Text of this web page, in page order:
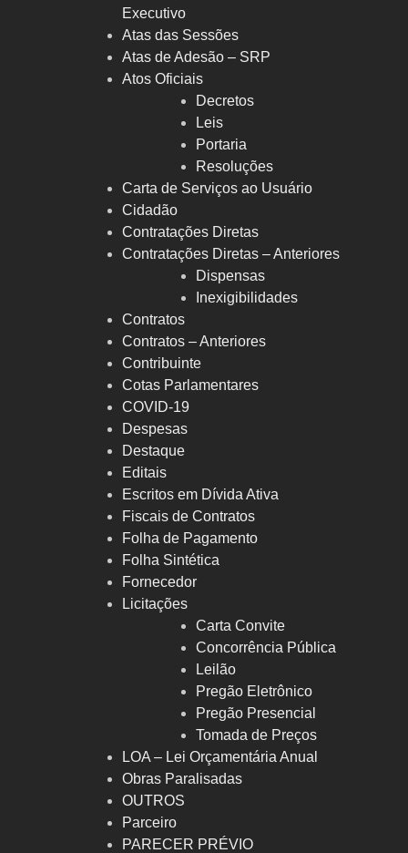
Executivo
Atas das Sessões
Atas de Adesão – SRP
Atos Oficiais
Decretos
Leis
Portaria
Resoluções
Carta de Serviços ao Usuário
Cidadão
Contratações Diretas
Contratações Diretas – Anteriores
Dispensas
Inexigibilidades
Contratos
Contratos – Anteriores
Contribuinte
Cotas Parlamentares
COVID-19
Despesas
Destaque
Editais
Escritos em Dívida Ativa
Fiscais de Contratos
Folha de Pagamento
Folha Sintética
Fornecedor
Licitações
Carta Convite
Concorrência Pública
Leilão
Pregão Eletrônico
Pregão Presencial
Tomada de Preços
LOA – Lei Orçamentária Anual
Obras Paralisadas
OUTROS
Parceiro
PARECER PRÉVIO